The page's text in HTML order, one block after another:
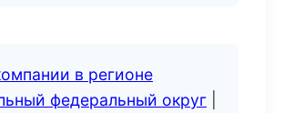
в регионе
федеральный округ